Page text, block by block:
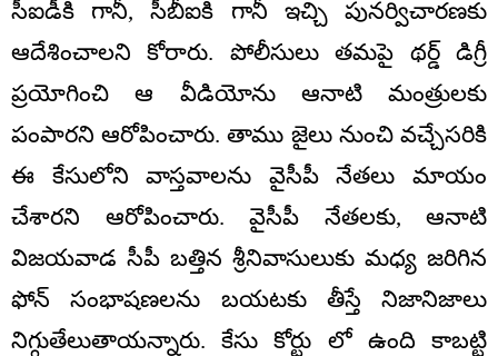
సీఐడీకి గానీ, సీబీఐకి గానీ ఇచ్చి పునర్విచారణకు
ఆదేశించాలని కోరారు. పోలీసులు తమపై థర్డ్‌ డిగ్రీ
ప్రయోగించి ఆ వీడియోను ఆనాటి మంత్రులకు
పంపారని ఆరోపించారు. తాము జైలు నుంచి వచ్చేసరికి
ఈ కేసులోని వాస్తవాలను వైసీపీ నేతలు మాయం
చేశారని ఆరోపించారు. వైసీపీ నేతలకు, ఆనాటి
విజయవాడ సీపీ బత్తిన శ్రీనివాసులుకు మధ్య జరిగిన
ఫోన్‌ సంభాషణలను బయటకు తీస్తే నిజానిజాలు
నిగ్గుతేలుతాయన్నారు. కేసు కోర్టు లో ఉంది కాబట్టి